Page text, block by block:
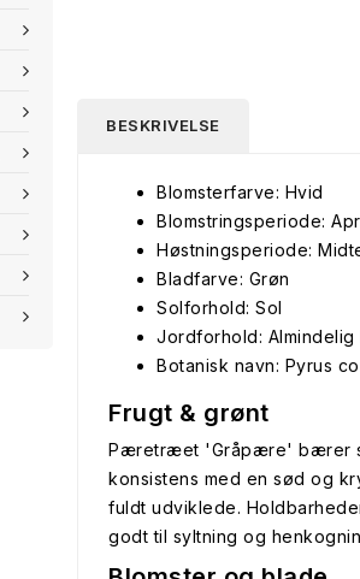
BESKRIVELSE
Blomsterfarve: Hvid
Blomstringsperiode:
Høstningsperiode:
Bladfarve: Grøn
Solforhold: Sol
Jordforhold: Almindelig
Botanisk navn: Pyrus
Frugt & grønt
Pæretræet 'Gråpære' bærer
konsistens med en sød og
fuldt udviklede.
godt til syltning og